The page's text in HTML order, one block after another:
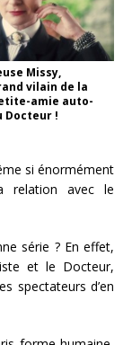
Missy,
vilain de la
amie auto-
Docteur !
si énormément
relation avec le
série ? En effet,
et le Docteur,
spectateurs d’en